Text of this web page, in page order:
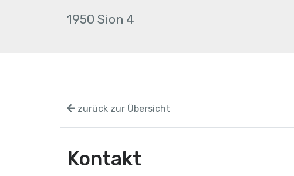
1950 Sion 4
zurück zur Übersicht
Kontakt